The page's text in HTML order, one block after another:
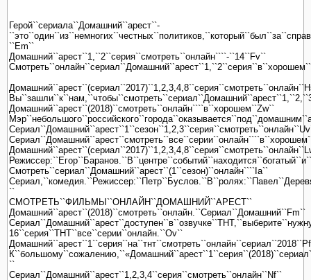
Герой``сериала``Домашний``арест``-
``Em``
Домашний``арест``1,``2``серия``смотреть``онлайн````-``14``Fv``
Домашний``арест``(2018)``смотреть``онлайн````в``хорошем``Zw``
Смотреть``сериал``Домашний``арест``(1``сезон)``онлайн````Ia``
``
СМОТРЕТЬ``ФИЛЬМЫ``ОНЛАЙН``ДОМАШНИЙ``АРЕСТ``
Домашний``арест``(2018)``смотреть``онлайн.``Сериал``Домашний``Fm``
16``серия``ТНТ``все``серии``онлайн.``Ov``
``
Сериал``Домашний``арест``1,2,3,4``серия``смотреть``онлайн``Nf``